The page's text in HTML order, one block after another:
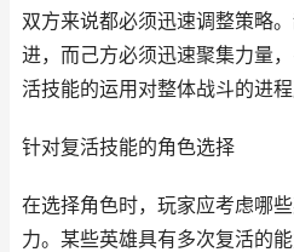
双方来说都必须迅速调整策略
进，而己方必须迅速聚集力量
活技能的运用对整体战斗的进程
针对复活技能的角色选择
在选择角色时，玩家应考虑哪
力。某些英雄具有多次复活的